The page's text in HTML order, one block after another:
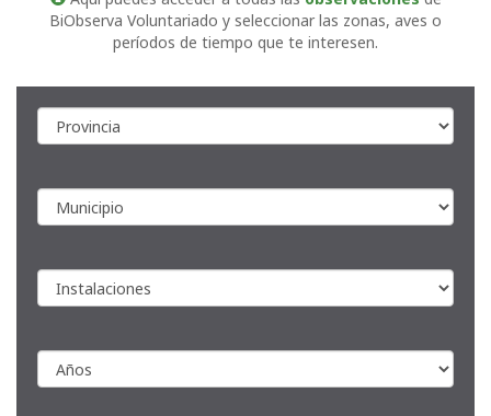
BiObserva Voluntariado y seleccionar las zonas, aves o
períodos de tiempo que te interesen.